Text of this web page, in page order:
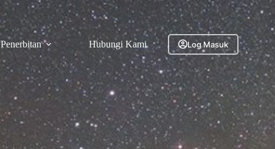
Penerbitan Hubungi Kami Log Masuk